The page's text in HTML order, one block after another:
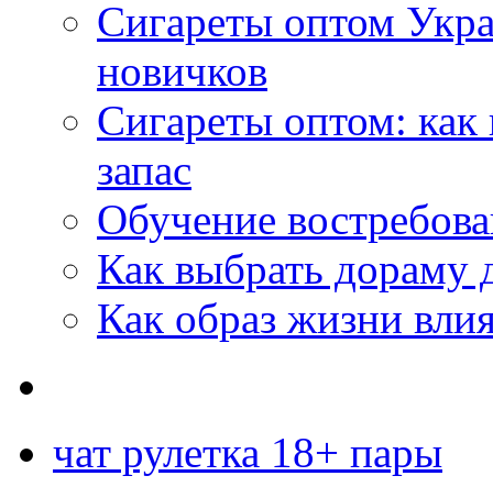
Сигареты оптом
новичков
Сигареты оптом:
запас
Обучение
Как выбрать дораму
Как образ жизни
чат рулетка 18+ пары